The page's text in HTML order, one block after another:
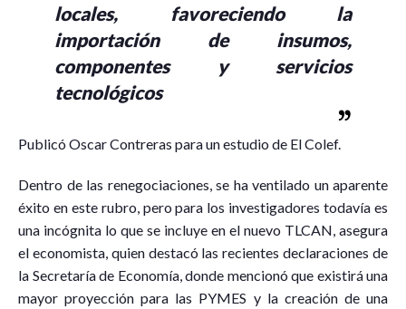
locales, favoreciendo la
importación de insumos,
componentes y servicios
tecnológicos
Publicó Oscar Contreras para un estudio de El Colef.
Dentro de las renegociaciones, se ha ventilado un aparente
éxito en este rubro, pero para los investigadores todavía es
una incógnita lo que se incluye en el nuevo TLCAN, asegura
el economista, quien destacó las recientes declaraciones de
la Secretaría de Economía, donde mencionó que existirá una
mayor proyección para las PYMES y la creación de una